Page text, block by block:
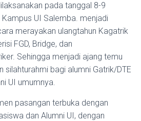
pada tanggal 8-9
UI Salemba. menjadi
merayakan ulangtahun Kagatrik
FGD, Bridge, dan
Sehingga menjadi ajang temu
silahturahmi bagi alumni Gatrik/DTE
UI umumnya.
pasangan terbuka dengan
dan Alumni UI, dengan